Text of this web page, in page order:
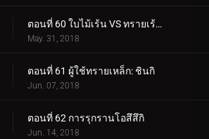
ตอนที่ 60 ใบไม้เร้น VS ทรายเร้นลับ
May. 31, 2018
ตอนที่ 61 ผู้ใช้ทรายเหล็ก: ชินกิ
Jun. 07, 2018
ตอนที่ 62 การรุกรานโอสึสึกิ
Jun. 14, 2018